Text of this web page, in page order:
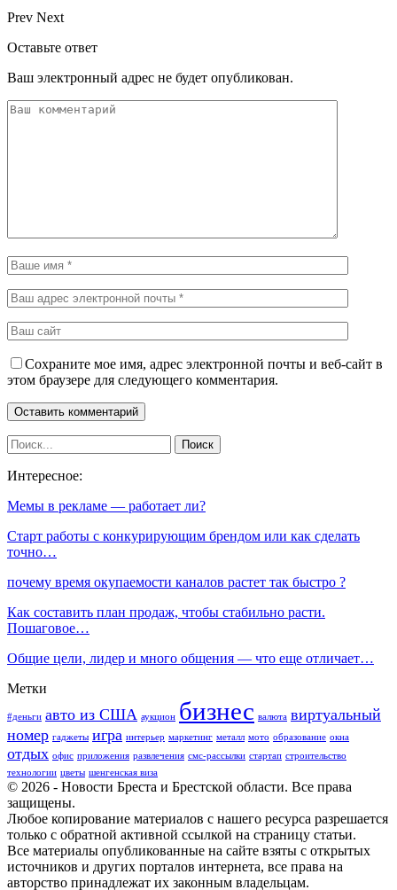
Prev Next
Оставьте ответ
Ваш электронный адрес не будет опубликован.
Сохраните мое имя, адрес электронной почты и веб-сайт в
этом браузере для следующего комментария.
Интересное:
Мемы в рекламе — работает ли?
Старт работы с конкурирующим брендом или как сделать
точно…
почему время окупаемости каналов растет так быстро ?
Как составить план продаж, чтобы стабильно расти.
Пошаговое…
Общие цели, лидер и много общения — что еще отличает…
Метки
#деньги авто из США аукцион бизнес валюта виртуальный
номер гаджеты игра интерьер маркетинг металл мото образование окна
отдых офис приложения развлечения смс-рассылки стартап строительство
технологии цветы шенгенская виза
© 2026 - Новости Бреста и Брестской области. Все права
защищены.
Любое копирование материалов с нашего ресурса разрешается
только с обратной активной ссылкой на страницу статьи.
Все материалы опубликованные на сайте взяты с открытых
источников и других порталов интернета, все права на
авторство принадлежат их законным владельцам.